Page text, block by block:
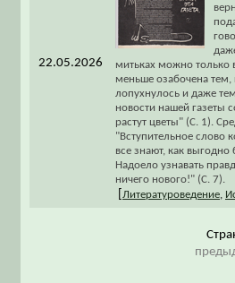
22.05.2026
митьках можно только
меньше озабочена тем,
лопухнулось и даже
новости нашей газеты
растут цветы" (С. 1).
"Вступительное слово
все знают, как
Надоело узнавать
ничего нового!" (С. 7).
Литературоведение